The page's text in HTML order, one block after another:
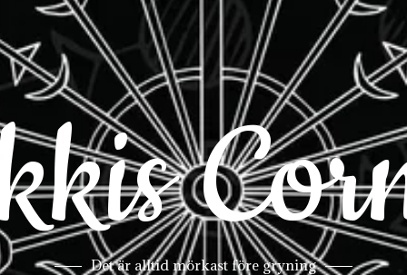
Det är alltid mörkast före gryning